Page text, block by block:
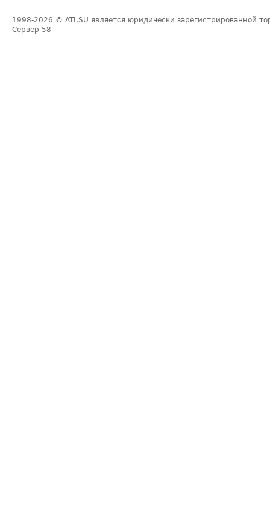
1998-2026 © ATI.SU является юридически зарегистрированной
Сервер 58